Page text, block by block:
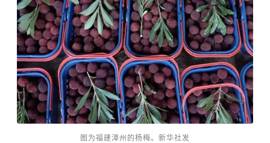
图为福建漳州的杨梅。新华社发